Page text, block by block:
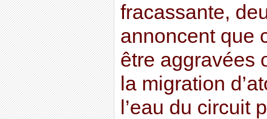
fracassante,
annoncent que
être aggravées
la migration
l’eau du circuit